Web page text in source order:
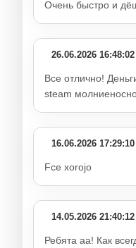
Очень быстро и
26.06.2026 16:48:02
Все отлично!
steam
16.06.2026 17:29:10
Fce xorojo
14.05.2026 21:40:12
Ребята аа! Как